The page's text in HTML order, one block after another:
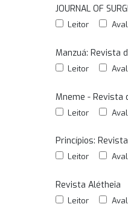
JOURNAL OF
Leitor
Manzuá: Revista
Leitor
Mneme - Revista
Leitor
Princípios:
Leitor
Revista Alétheia
Leitor